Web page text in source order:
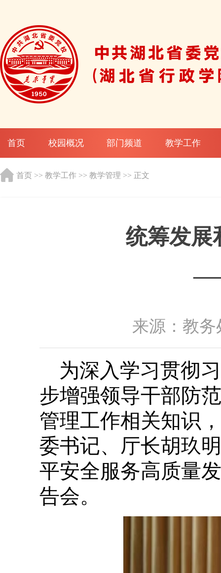
首页 校园概况 部门频道 教学工作
首页 >> 教学工作 >> 教学管理 >> 正文
统筹发展
来源：教
为深入学习贯彻
步增强领导干部防
管理工作相关知识
委书记、厅长胡玖
平安全服务高质量
告会。